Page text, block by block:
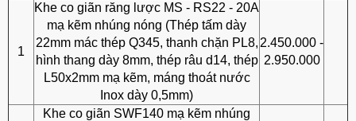
1
Khe co giãn răng lược MS - RS22 - 20A
mạ kẽm nhúng nóng (Thép tấm dày
22mm mác thép Q345, thanh chặn PL8,
hình thang dày 8mm, thép râu d14, thép
L50x2mm mạ kẽm, máng thoát nước
Inox dày 0,5mm)
2.450.000 -
2.950.000
Khe co giãn SWF140 mạ kẽm nhúng